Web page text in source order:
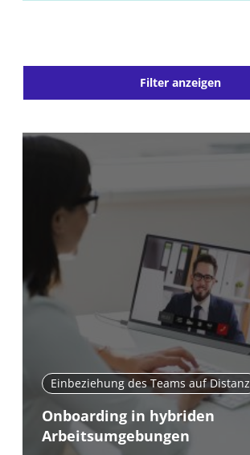
Filter anzeigen
Einbeziehung des Teams auf Distanz
Onboarding in hybriden
Arbeitsumgebungen